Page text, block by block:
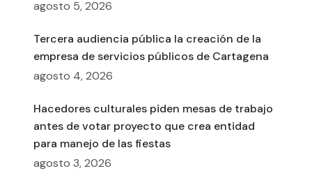
agosto 5, 2026
Tercera audiencia pública la creación de la
empresa de servicios públicos de Cartagena
agosto 4, 2026
Hacedores culturales piden mesas de trabajo
antes de votar proyecto que crea entidad
para manejo de las fiestas
agosto 3, 2026